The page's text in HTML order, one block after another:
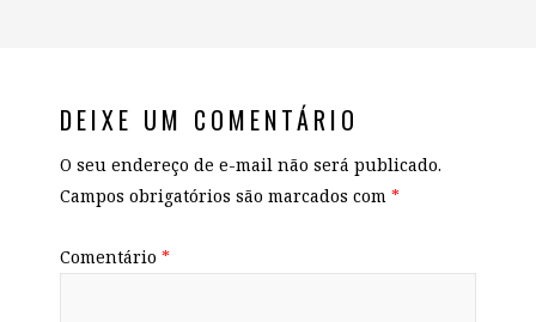
DEIXE UM COMENTÁRIO
O seu endereço de e-mail não será publicado.
Campos obrigatórios são marcados com *
Comentário *